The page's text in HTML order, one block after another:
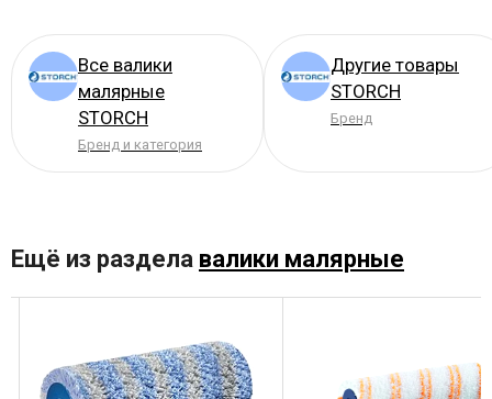
Все валики
малярные
STORCH
Бренд и категория
Другие товары
STORCH
Бренд
Ещё из раздела валики малярные